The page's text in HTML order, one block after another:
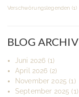
Verschwörungslegenden (1)
BLOG ARCHIV
Juni 2026 (1)
April 2026 (2)
November 2025 (1)
September 2025 (1)